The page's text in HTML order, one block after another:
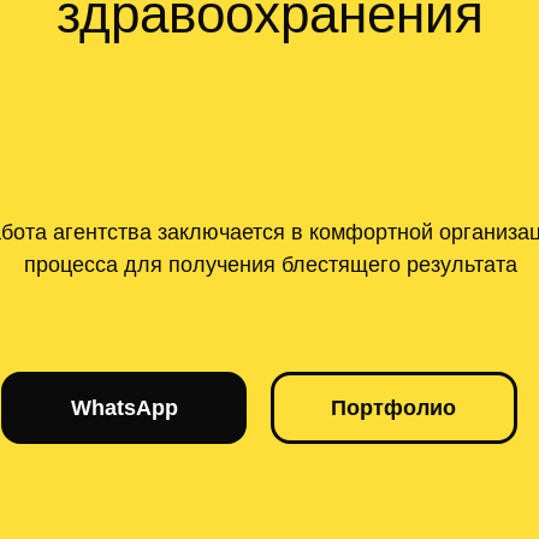
Портфолио
WhatsApp
здравоохранения
агентства заключается в комфортной
процесса для получения блестящего результата